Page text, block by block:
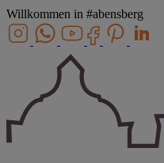
Willkommen in #abensberg